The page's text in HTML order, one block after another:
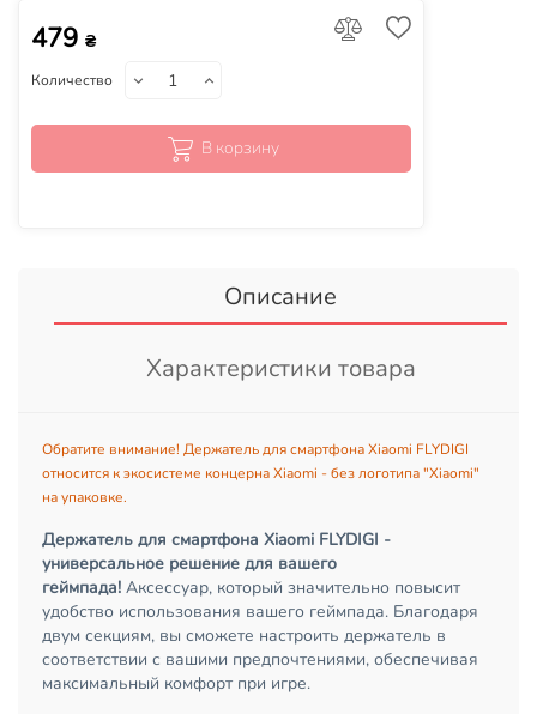
479 ₴
Количество
В корзину
Описание
Характеристики товара
Обратите внимание! Держатель для смартфона Xiaomi FLYDIGI
относится к экосистеме концерна Xiaomi - без логотипа "Xiaomi"
на упаковке.
Держатель для смартфона Xiaomi FLYDIGI -
универсальное решение для вашего
геймпада! Аксессуар, который значительно повысит
удобство использования вашего геймпада. Благодаря
двум секциям, вы сможете настроить держатель в
соответствии с вашими предпочтениями, обеспечивая
максимальный комфорт при игре.